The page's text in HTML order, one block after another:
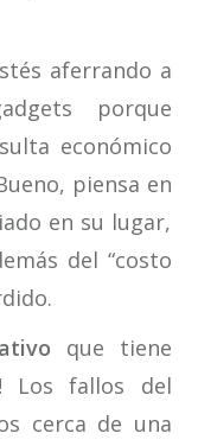
aferrando a
porque
económico
piensa en
en su lugar,
del “costo
que tiene
Los fallos del
cerca de una